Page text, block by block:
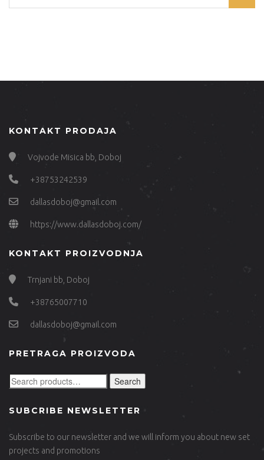
KONTAKT PRODAJA
Vojvode Misica bb, Doboj
+38753242539
dallasdoboj@gmail.com
https://www.dallasdoboj.com/
KONTAKT PROIZVODNJA
Trnjani bb, Doboj
+38765007710
dallasdoboj@gmail.com
PRETRAGA PROIZVODA
Search
SUBCRIBE NEWSLETTER
Subscribe to our newsletter and we will inform you about new set
projects and promotions